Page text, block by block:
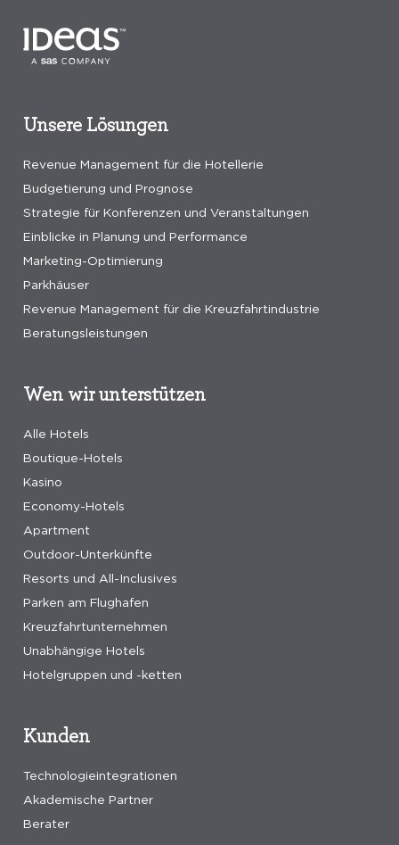
Unsere Lösungen
Revenue Management für die Hotellerie
Budgetierung und Prognose
Strategie für Konferenzen und Veranstaltungen
Einblicke in Planung und Performance
Marketing-Optimierung
Parkhäuser
Revenue Management für die Kreuzfahrtindustrie
Beratungsleistungen
Wen wir unterstützen
Alle Hotels
Boutique-Hotels
Kasino
Economy-Hotels
Apartment
Outdoor-Unterkünfte
Resorts und All-Inclusives
Parken am Flughafen
Kreuzfahrtunternehmen
Unabhängige Hotels
Hotelgruppen und -ketten
Kunden
Technologieintegrationen
Akademische Partner
Berater